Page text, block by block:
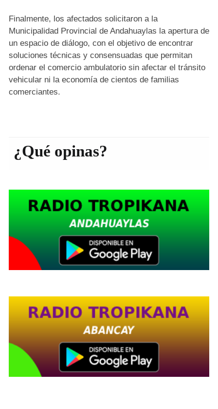
Finalmente, los afectados solicitaron a la
Municipalidad Provincial de Andahuaylas la apertura de
un espacio de diálogo, con el objetivo de encontrar
soluciones técnicas y consensuadas que permitan
ordenar el comercio ambulatorio sin afectar el tránsito
vehicular ni la economía de cientos de familias
comerciantes.
¿Qué opinas?